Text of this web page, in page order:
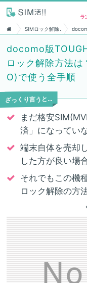
ラ
SIMロック解除
docomo版
ロック解除方法
O)で使う全手順
ざっくり言うと…
まだ格安
済」になってい
端末自体を売却
した方が良い場
それでもこの機
ロック解除の方
ラ